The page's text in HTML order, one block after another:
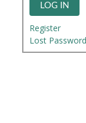
LOG IN
Register
Lost Password